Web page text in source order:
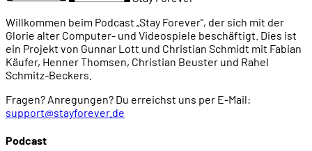
Willkommen beim Podcast „Stay Forever", der sich mit der
Glorie alter Computer- und Videospiele beschäftigt. Dies ist
ein Projekt von Gunnar Lott und Christian Schmidt mit Fabian
Käufer, Henner Thomsen, Christian Beuster und Rahel
Schmitz-Beckers.
Fragen? Anregungen? Du erreichst uns per E-Mail:
support@stayforever.de
Podcast